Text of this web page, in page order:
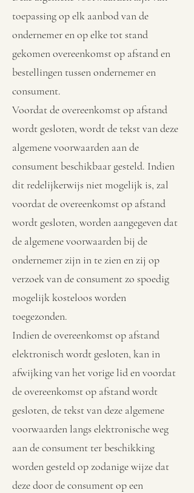
toepassing op elk aanbod van de
ondernemer en op elke tot stand
gekomen overeenkomst op afstand en
bestellingen tussen ondernemer en
consument.
Voordat de overeenkomst op afstand
wordt gesloten, wordt de tekst van deze
algemene voorwaarden aan de
consument beschikbaar gesteld. Indien
dit redelijkerwijs niet mogelijk is, zal
voordat de overeenkomst op afstand
wordt gesloten, worden aangegeven dat
de algemene voorwaarden bij de
ondernemer zijn in te zien en zij op
verzoek van de consument zo spoedig
mogelijk kosteloos worden
toegezonden.
Indien de overeenkomst op afstand
elektronisch wordt gesloten, kan in
afwijking van het vorige lid en voordat
de overeenkomst op afstand wordt
gesloten, de tekst van deze algemene
voorwaarden langs elektronische weg
aan de consument ter beschikking
worden gesteld op zodanige wijze dat
deze door de consument op een